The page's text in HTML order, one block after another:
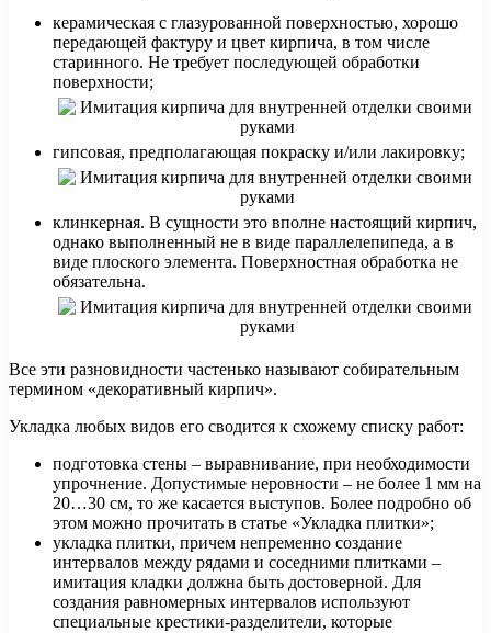
керамическая с глазурованной поверхностью, хорошо
передающей фактуру и цвет кирпича, в том числе
старинного. Не требует последующей обработки
поверхности;
гипсовая, предполагающая покраску и/или лакировку;
клинкерная. В сущности это вполне настоящий кирпич,
однако выполненный не в виде параллелепипеда, а в
виде плоского элемента. Поверхностная обработка не
обязательна.
Все эти разновидности частенько называют собирательным
термином «декоративный кирпич».
Укладка любых видов его сводится к схожему списку работ:
подготовка стены – выравнивание, при необходимости
упрочнение. Допустимые неровности – не более 1 мм на
20…30 см, то же касается выступов. Более подробно об
этом можно прочитать в статье «Укладка плитки»;
укладка плитки, причем непременно создание
интервалов между рядами и соседними плитками –
имитация кладки должна быть достоверной. Для
создания равномерных интервалов используют
специальные крестики-разделители, которые